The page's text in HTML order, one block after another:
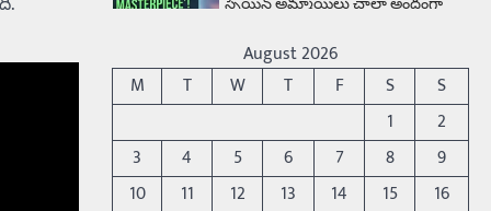
Trending
రోడ్డుపై ఏరులై పారిన బీర్లు…
ఘాటుతో మండుతున్న నోర్లు
Balachander
15/04/2026
ఉత్తర ప్రదేశ్‌లోని ఝాన్సీ జిల్లాలో ఒక
August 2026
M
T W T F S
S
1
2
3
4 5 6 7 8
9
10
11 12 13 14 15
16